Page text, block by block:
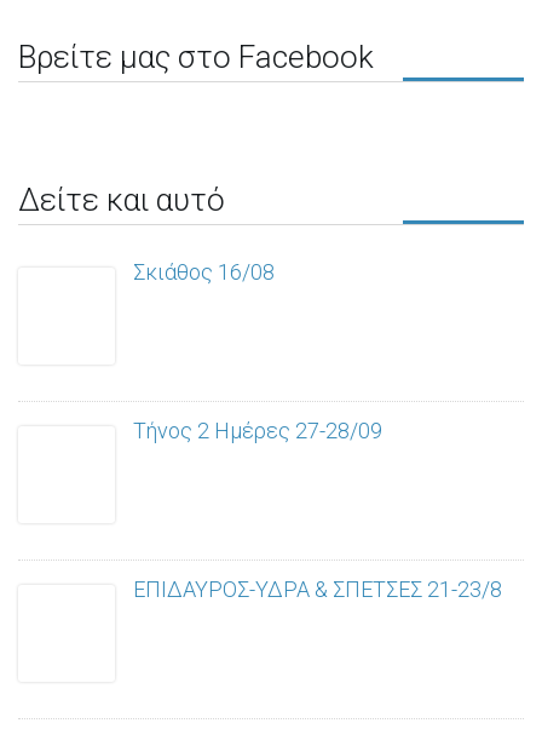
Βρείτε μας στο Facebook
Δείτε και αυτό
Σκιάθος 16/08
Τήνος 2 Ημέρες 27-28/09
ΕΠΙΔΑΥΡΟΣ-ΥΔΡΑ & ΣΠΕΤΣΕΣ 21-23/8